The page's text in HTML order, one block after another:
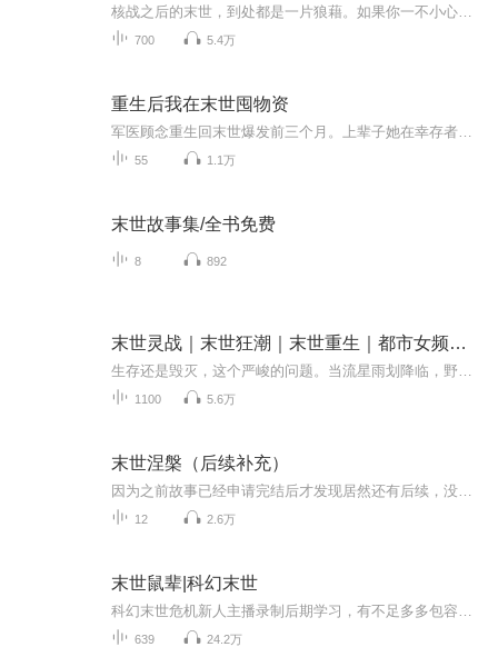
700 5.4万
重生后我在末世囤物资
55 1.1万
末世故事集/全书免费
8 892
末世灵战｜末世狂潮｜末世重生｜都市女频｜末世求生
1100 5.6万
末世涅槃（后续补充）
12 2.6万
末世鼠辈|科幻末世
639 24.2万